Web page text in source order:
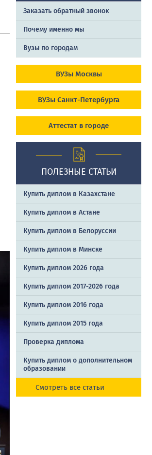
Заказать обратный звонок
Почему именно мы
Вузы по городам
ВУЗы Москвы
ВУЗы Санкт-Петербурга
Аттестат в городе
ПОЛЕЗНЫЕ СТАТЬИ
Купить диплом в Казахстане
Купить диплом в Астане
Купить диплом в Белоруссии
Купить диплом в Минске
Купить диплом 2026 года
Купить диплом 2017-2026 года
Купить диплом 2016 года
Купить диплом 2015 года
Проверка диплома
Купить диплом о дополнительном
образовании
Смотреть все статьи